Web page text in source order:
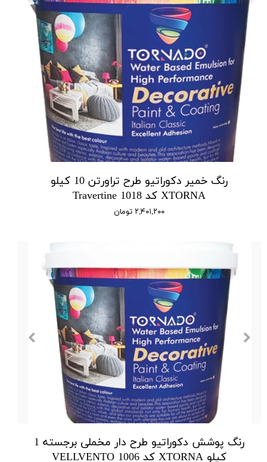
رنگ خمیر دکوراتیو طرح تراورتن 10 کیلو
XTORNA کد 1018 Travertine
۲,۴۰۱,۲۰۰ تومان
رنگ پوشش دکوراتیو طرح دار مخملی برجسته 1
کیلو XTORNA کد 1006 VELLVENTO